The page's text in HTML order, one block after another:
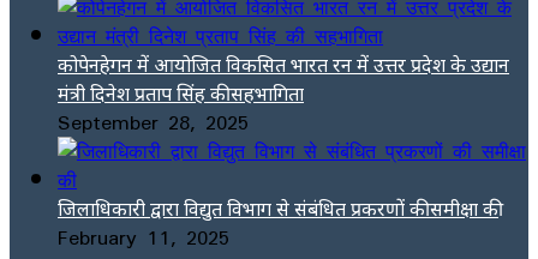
कोपेनहेगन में आयोजित विकसित भारत रन में उत्तर प्रदेश के उद्यान
मंत्री दिनेश प्रताप सिंह की सहभागिता
September 28, 2025
जिलाधिकारी द्वारा विद्युत विभाग से संबंधित प्रकरणों की समीक्षा की
February 11, 2025